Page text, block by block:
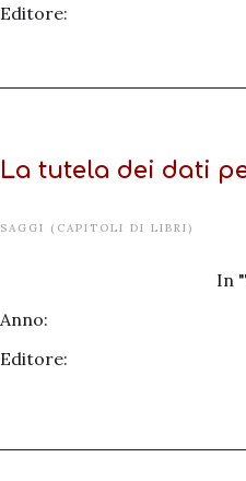
Editore:
La tutela dei dati
SAGGI (CAPITOLI DI LIBRI)
Anno:
Editore:
In